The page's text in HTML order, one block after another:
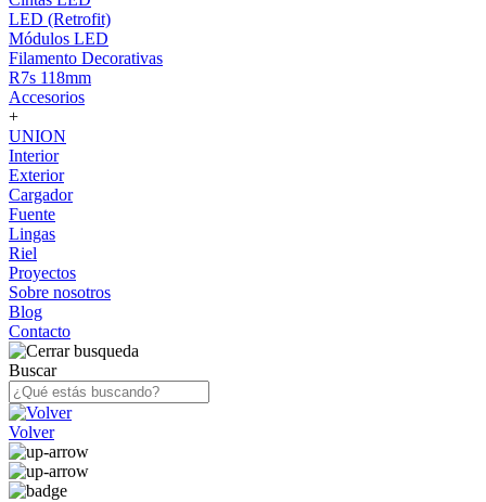
LED (Retrofit)
Módulos LED
Filamento Decorativas
R7s 118mm
Accesorios
+
UNION
Interior
Exterior
Cargador
Fuente
Lingas
Riel
Proyectos
Sobre nosotros
Blog
Contacto
Buscar
Volver